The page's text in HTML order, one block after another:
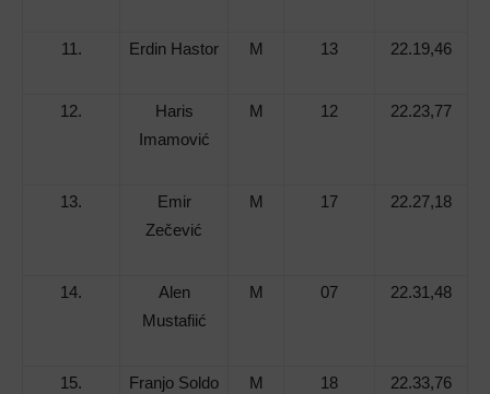
11. Erdin Hastor M 13 22.19,46
12.
Haris
Imamović
M 12 22.23,77
13.
Emir
Zečević
M 17 22.27,18
14.
Alen
Mustafiić
M 07 22.31,48
15. Franjo Soldo M 18 22.33,76